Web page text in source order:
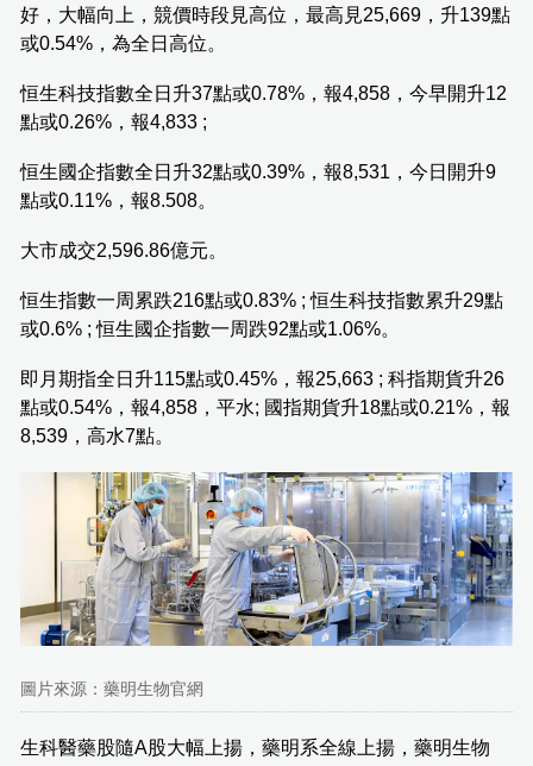
好，大幅向上，競價時段見高位，最高見25,669，升139點
或0.54%，為全日高位。
恒生科技指數全日升37點或0.78%，報4,858，今早開升12
點或0.26%，報4,833 ;
恒生國企指數全日升32點或0.39%，報8,531，今日開升9
點或0.11%，報8.508。
大市成交2,596.86億元。
恒生指數一周累跌216點或0.83% ; 恒生科技指數累升29點
或0.6% ; 恒生國企指數一周跌92點或1.06%。
即月期指全日升115點或0.45%，報25,663 ; 科指期貨升26
點或0.54%，報4,858，平水; 國指期貨升18點或0.21%，報
8,539，高水7點。
圖片來源：藥明生物官網
生科醫藥股隨A股大幅上揚，藥明系全線上揚，藥明生物